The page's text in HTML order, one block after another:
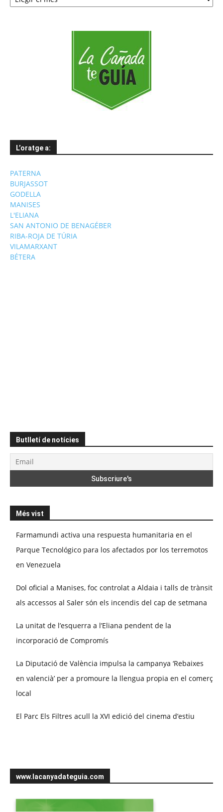
L’oratge a:
PATERNA
BURJASSOT
GODELLA
MANISES
L'ELIANA
SAN ANTONIO DE BENAGÉBER
RIBA-ROJA DE TÚRIA
VILAMARXANT
BÉTERA
Butlletí de notícies
Més vist
Farmamundi activa una respuesta humanitaria en el
Parque Tecnológico para los afectados por los terremotos
en Venezuela
Dol oficial a Manises, foc controlat a Aldaia i talls de trànsit
als accessos al Saler són els incendis del cap de setmana
La unitat de l’esquerra a l’Eliana pendent de la
incorporació de Compromís
La Diputació de València impulsa la campanya ‘Rebaixes
en valencià’ per a promoure la llengua propia en el comerç
local
El Parc Els Filtres acull la XVI edició del cinema d’estiu
www.lacanyadateguia.com